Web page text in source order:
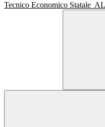
Tecnico Economico Statale